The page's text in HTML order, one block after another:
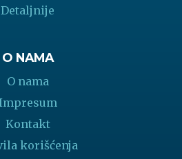
Detaljnije
O NAMA
O nama
Kontakt
korišćenja